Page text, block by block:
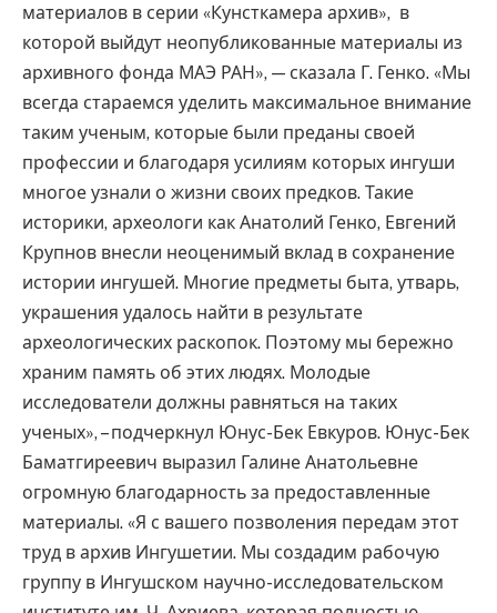
материалов в серии «Кунсткамера архив», в
которой выйдут неопубликованные материалы из
архивного фонда МАЭ РАН», — сказала Г. Генко. «Мы
всегда стараемся уделить максимальное внимание
таким ученым, которые были преданы своей
профессии и благодаря усилиям которых ингуши
многое узнали о жизни своих предков. Такие
историки, археологи как Анатолий Генко, Евгений
Крупнов внесли неоценимый вклад в сохранение
истории ингушей. Многие предметы быта, утварь,
украшения удалось найти в результате
археологических раскопок. Поэтому мы бережно
храним память об этих людях. Молодые
исследователи должны равняться на таких
ученых», – подчеркнул Юнус-Бек Евкуров. Юнус-Бек
Баматгиреевич выразил Галине Анатольевне
огромную благодарность за предоставленные
материалы. «Я с вашего позволения передам этот
труд в архив Ингушетии. Мы создадим рабочую
группу в Ингушском научно-исследовательском